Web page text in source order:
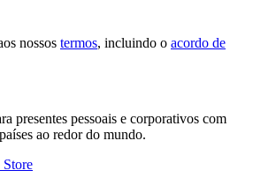
nossos termos, incluindo o acordo de
presentes pessoais e corporativos com
ao redor do mundo.